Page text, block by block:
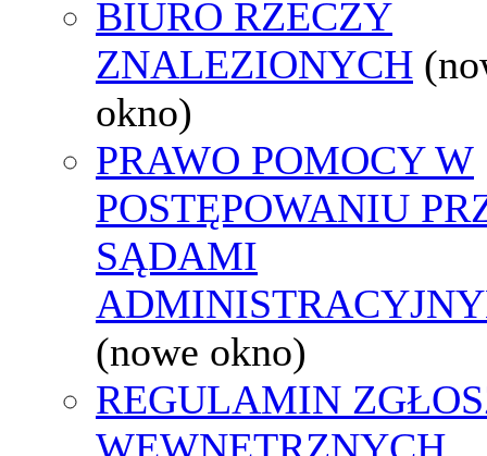
BIURO RZECZY
ZNALEZIONYCH
okno)
PRAWO POMOCY W
POSTĘPOWANIU
SĄDAMI
(nowe okno)
REGULAMIN